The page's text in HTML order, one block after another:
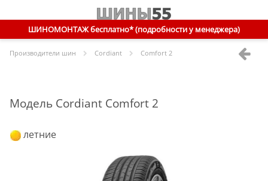
ШИНОМОНТАЖ бесплатно* (подробности у менеджера)
Производители шин Cordiant Comfort 2
Модель Cordiant Comfort 2
летние